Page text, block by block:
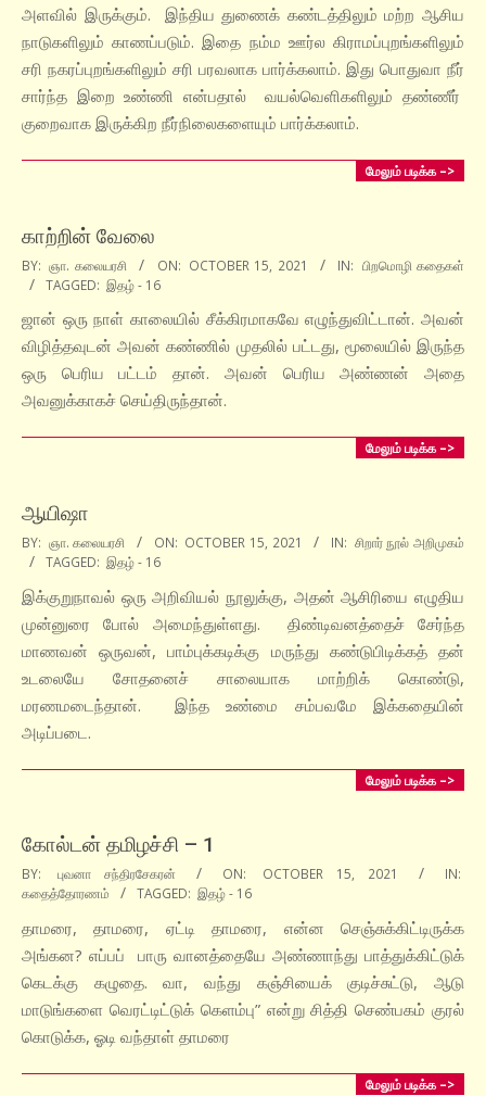
அளவில் இருக்கும். இந்திய துணைக் கண்டத்திலும் மற்ற ஆசிய
நாடுகளிலும் காணப்படும். இதை நம்ம ஊர்ல கிராமப்புறங்களிலும்
சரி நகரப்புறங்களிலும் சரி பரவலாக பார்க்கலாம். இது பொதுவா நீர்
சார்ந்த இறை உண்ணி என்பதால் வயல்வெளிகளிலும் தண்ணீர்
குறைவாக இருக்கிற நீர்நிலைகளையும் பார்க்கலாம்.
மேலும் படிக்க –>
காற்றின் வேலை
2021-
10-
15
BY: ஞா. கலையரசி ON: OCTOBER 15, 2021 IN: பிறமொழி கதைகள்
TAGGED: இதழ் - 16
ஜான் ஒரு நாள் காலையில் சீக்கிரமாகவே எழுந்துவிட்டான். அவன்
விழித்தவுடன் அவன் கண்ணில் முதலில் பட்டது, மூலையில் இருந்த
ஒரு பெரிய பட்டம் தான். அவன் பெரிய அண்ணன் அதை
அவனுக்காகச் செய்திருந்தான்.
மேலும் படிக்க –>
ஆயிஷா
2021-
10-
15
BY: ஞா. கலையரசி ON: OCTOBER 15, 2021 IN: சிறார் நூல் அறிமுகம்
TAGGED: இதழ் - 16
இக்குறுநாவல் ஒரு அறிவியல் நூலுக்கு, அதன் ஆசிரியை எழுதிய
முன்னுரை போல் அமைந்துள்ளது. திண்டிவனத்தைச் சேர்ந்த
மாணவன் ஒருவன், பாம்புக்கடிக்கு மருந்து கண்டுபிடிக்கத் தன்
உடலையே சோதனைச் சாலையாக மாற்றிக் கொண்டு,
மரணமடைந்தான். இந்த உண்மை சம்பவமே இக்கதையின்
அடிப்படை.
மேலும் படிக்க –>
கோல்டன் தமிழச்சி – 1
2021-
10-
15
BY: புவனா சந்திரசேகரன் ON: OCTOBER 15, 2021
IN:
கதைத்தோரணம்
TAGGED: இதழ் - 16
தாமரை, தாமரை, ஏட்டி தாமரை, என்ன செஞ்சுக்கிட்டிருக்க
அங்கன? எப்பப் பாரு வானத்தையே அண்ணாந்து பாத்துக்கிட்டுக்
கெடக்கு கழுதை. வா, வந்து கஞ்சியைக் குடிச்சுட்டு, ஆடு
மாடுங்களை வெரட்டிட்டுக் கெளம்பு” என்று சித்தி செண்பகம் குரல்
கொடுக்க, ஓடி வந்தாள் தாமரை
மேலும் படிக்க –>